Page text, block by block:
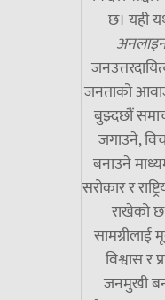
छ। यही
जनताको
बुझ्दछौं
जगाउने,
बनाउने
सरोकार र
राखेको
सामग्रीलाई
विश्वास र
जनमुखी